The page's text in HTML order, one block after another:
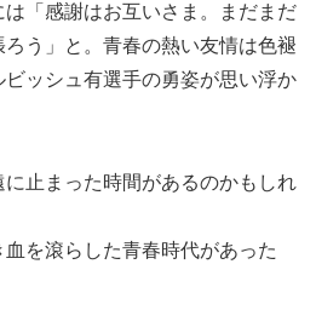
「感謝はお互いさま。まだまだ
ろう」と。青春の熱い友情は色褪
ッシュ有選手の勇姿が思い浮か
止まった時間があるのかもしれ
を滾らした青春時代があった